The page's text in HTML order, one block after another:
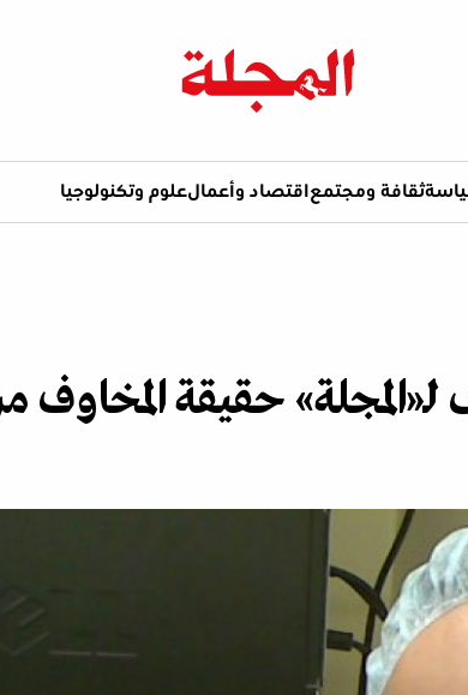
ثقافة ومجتمع اقتصاد وأعمالعلوم وتكنولوجيا
حقيقة المخاوف